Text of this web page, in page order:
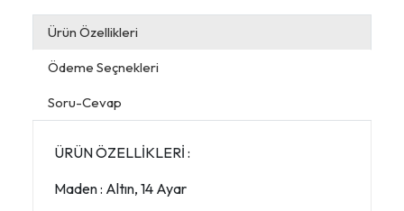
Ürün Özellikleri
Ödeme Seçnekleri
Soru-Cevap
ÜRÜN ÖZELLİKLERİ :
Maden : Altın, 14 Ayar